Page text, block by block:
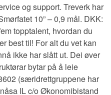
og support. Treverk har
10” – 0,9 mål. DKK:
topptalent, hvordan du
best til! For alt du vet kan
ikke har slått ut. Dei øver
bytar på å leie
(særidrettgruppene har
IL c/o Økonomibistand